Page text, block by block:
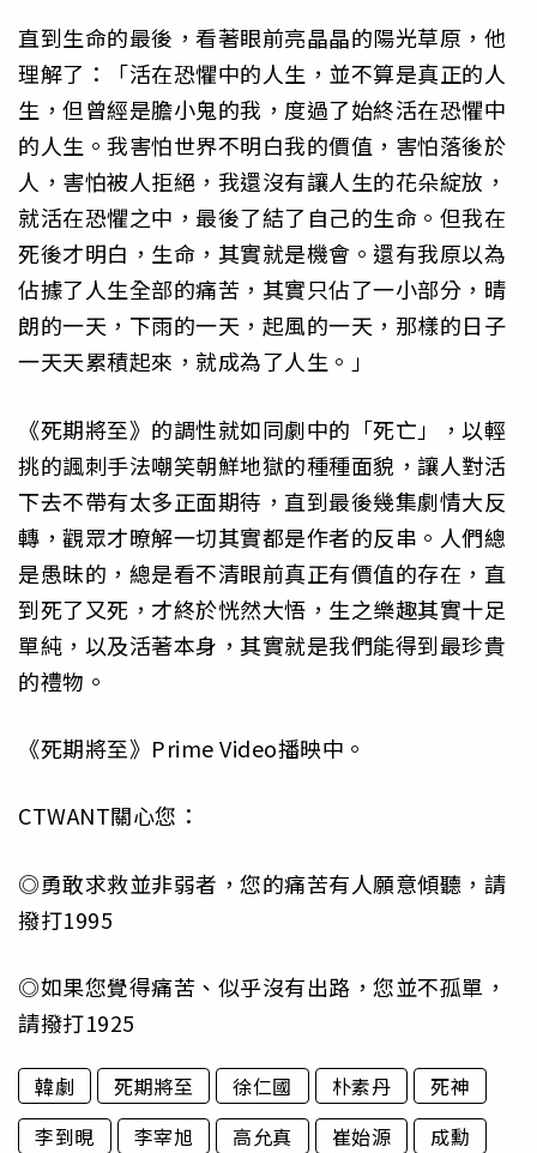
直到生命的最後，看著眼前亮晶晶的陽光草原，他
理解了：「活在恐懼中的人生，並不算是真正的人
生，但曾經是膽小鬼的我，度過了始終活在恐懼中
的人生。我害怕世界不明白我的價值，害怕落後於
人，害怕被人拒絕，我還沒有讓人生的花朵綻放，
就活在恐懼之中，最後了結了自己的生命。但我在
死後才明白，生命，其實就是機會。還有我原以為
佔據了人生全部的痛苦，其實只佔了一小部分，晴
朗的一天，下雨的一天，起風的一天，那樣的日子
一天天累積起來，就成為了人生。」
《死期將至》的調性就如同劇中的「死亡」，以輕
挑的諷刺手法嘲笑朝鮮地獄的種種面貌，讓人對活
下去不帶有太多正面期待，直到最後幾集劇情大反
轉，觀眾才暸解一切其實都是作者的反串。人們總
是愚昧的，總是看不清眼前真正有價值的存在，直
到死了又死，才終於恍然大悟，生之樂趣其實十足
單純，以及活著本身，其實就是我們能得到最珍貴
的禮物。
《死期將至》Prime Video播映中。
CTWANT關心您：
◎勇敢求救並非弱者，您的痛苦有人願意傾聽，請
撥打1995
◎如果您覺得痛苦、似乎沒有出路，您並不孤單，
請撥打1925
韓劇 死期將至 徐仁國 朴素丹
死神
李到晛
李宰旭 高允真 崔始源
成勳